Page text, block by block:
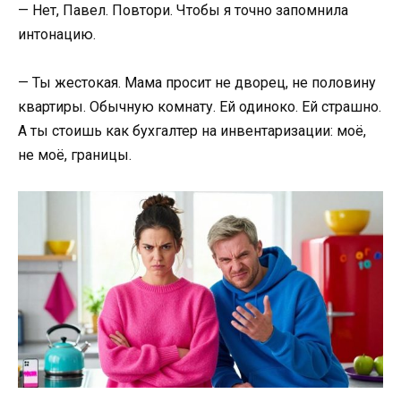
— Нет, Павел. Повтори. Чтобы я точно запомнила
интонацию.
— Ты жестокая. Мама просит не дворец, не половину
квартиры. Обычную комнату. Ей одиноко. Ей страшно.
А ты стоишь как бухгалтер на инвентаризации: моё,
не моё, границы.